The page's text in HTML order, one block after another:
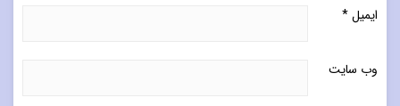
ایمیل*
وب‌ سایت